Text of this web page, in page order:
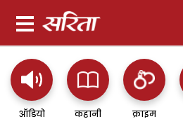
ऑडियो कहानी क्राइम